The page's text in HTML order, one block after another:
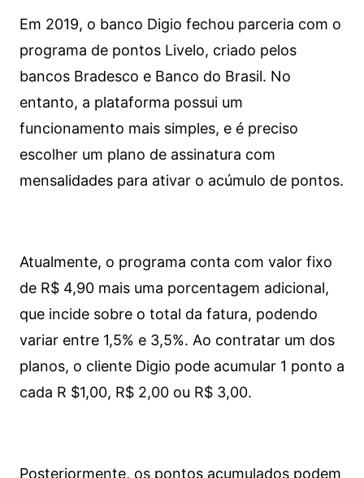
Em 2019, o banco Digio fechou parceria com o
programa de pontos Livelo, criado pelos
bancos Bradesco e Banco do Brasil. No
entanto, a plataforma possui um
funcionamento mais simples, e é preciso
escolher um plano de assinatura com
mensalidades para ativar o acúmulo de pontos.
Atualmente, o programa conta com valor fixo
de R$ 4,90 mais uma porcentagem adicional,
que incide sobre o total da fatura, podendo
variar entre 1,5% e 3,5%. Ao contratar um dos
planos, o cliente Digio pode acumular 1 ponto a
cada R $1,00, R$ 2,00 ou R$ 3,00.
Posteriormente, os pontos acumulados podem